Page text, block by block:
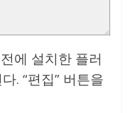
에 설치한 플러
. “편집” 버튼을